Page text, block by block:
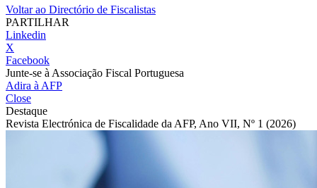
Voltar ao Directório de Fiscalistas
PARTILHAR
Linkedin
X
Facebook
Junte-se à Associação Fiscal Portuguesa
Adira à AFP
Close
Destaque
Revista Electrónica de Fiscalidade da AFP, Ano VII, Nº 1 (2026)